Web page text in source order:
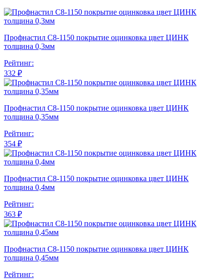
Профнастил С8-1150 покрытие оцинковка цвет ЦИНК
толщина 0,3мм
Рейтинг:
332 ₽
Профнастил С8-1150 покрытие оцинковка цвет ЦИНК
толщина 0,35мм
Рейтинг:
354 ₽
Профнастил С8-1150 покрытие оцинковка цвет ЦИНК
толщина 0,4мм
Рейтинг:
363 ₽
Профнастил С8-1150 покрытие оцинковка цвет ЦИНК
толщина 0,45мм
Рейтинг: